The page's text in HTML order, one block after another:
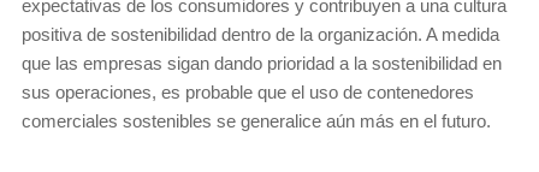
expectativas de los consumidores y contribuyen a una cultura
positiva de sostenibilidad dentro de la organización. A medida
que las empresas sigan dando prioridad a la sostenibilidad en
sus operaciones, es probable que el uso de contenedores
comerciales sostenibles se generalice aún más en el futuro.